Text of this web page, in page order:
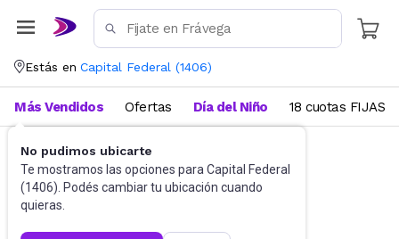
Estás en Capital Federal (1406)
No pudimos ubicarte
Te mostramos las opciones para Capital Federal
(1406). Podés cambiar tu ubicación cuando
quieras.
Más Vendidos Ofertas Día del Niño 18 cuotas FIJAS
Deportes Deportes acuáticos